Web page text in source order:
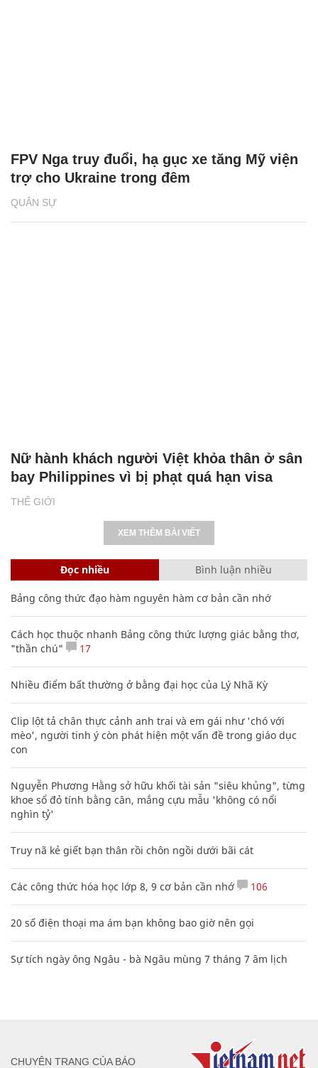
QUÂN SỰ
FPV Nga truy đuổi, hạ gục xe tăng Mỹ viện
trợ cho Ukraine trong đêm
THẾ GIỚI
Nữ hành khách người Việt khỏa thân ở sân
bay Philippines vì bị phạt quá hạn visa
XEM THÊM BÀI VIẾT
Đọc nhiều Bình luận nhiều
Bảng công thức đạo hàm nguyên hàm cơ bản cần nhớ
Cách học thuộc nhanh Bảng công thức lượng giác bằng thơ,
"thần chú"
17
Nhiều điểm bất thường ở bằng đại học của Lý Nhã Kỳ
Clip lột tả chân thực cảnh anh trai và em gái như 'chó với
mèo', người tinh ý còn phát hiện một vấn đề trong giáo dục
con
Nguyễn Phương Hằng sở hữu khối tài sản "siêu khủng", từng
khoe sổ đỏ tính bằng cân, mắng cựu mẫu 'không có nổi
nghìn tỷ'
Truy nã kẻ giết bạn thân rồi chôn ngồi dưới bãi cát
Các công thức hóa học lớp 8, 9 cơ bản cần nhớ 106
20 số điện thoại ma ám bạn không bao giờ nên gọi
Sự tích ngày ông Ngâu - bà Ngâu mùng 7 tháng 7 âm lịch
CHUYÊN TRANG CỦA BÁO